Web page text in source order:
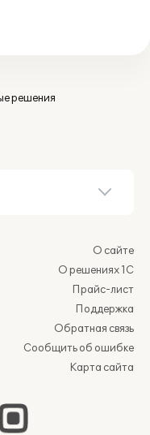
решения
О сайте
О решениях 1С
Прайс-лист
Поддержка
Обратная связь
Сообщить об ошибке
Карта сайта